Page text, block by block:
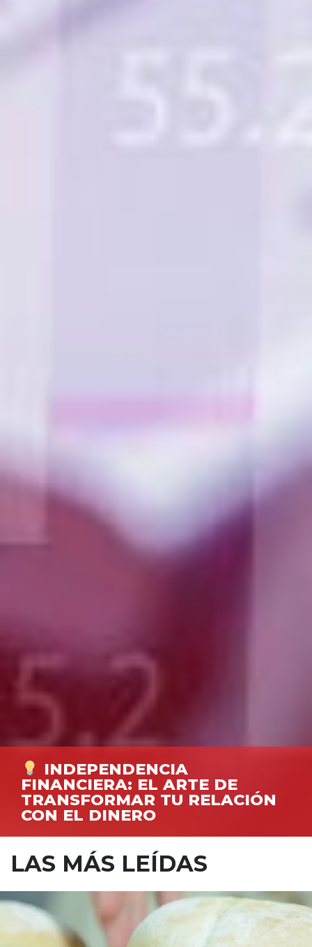
INDEPENDENCIA
FINANCIERA: EL ARTE DE
TRANSFORMAR TU RELACIÓN
CON EL DINERO
LAS MÁS LEÍDAS